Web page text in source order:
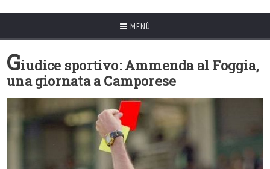
MENÙ
Giudice sportivo: Ammenda al Foggia,
una giornata a Camporese